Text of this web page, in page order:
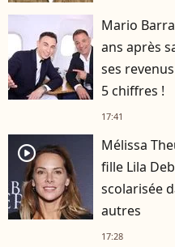
Mario
ans après
ses
5 chiffres !
17:41
player2
Mélissa
fille Lila
scolarisée
autres
17:28